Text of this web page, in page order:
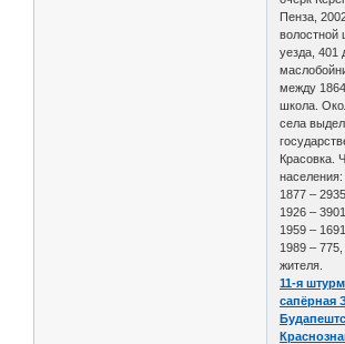
Пенза,
волостной
уезда, 401
между
школа.
села
Красовка.
населения:
1877 –
1926 –
1959 –
1989 –
жителя.
11-я
сапёрная